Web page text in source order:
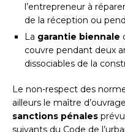
l’entrepreneur à
de la réception ou
La garantie biennale
couvre pendant deux
dissociables de la
Le non-respect des
ailleurs le maître
sanctions pénales
suivants du Code de